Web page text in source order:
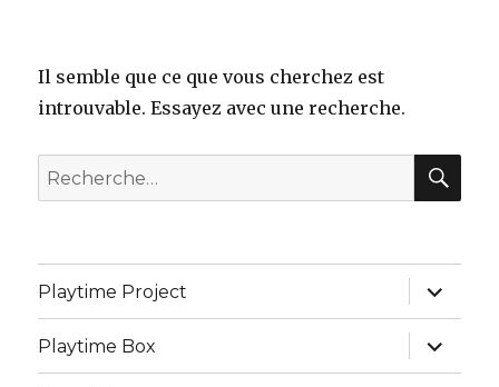
Il semble que ce que vous cherchez est
introuvable. Essayez avec une recherche.
Recherche
pour :
Playtime Project
ouvrir
le
sous-
menu
Playtime Box
ouvrir
le
sous-